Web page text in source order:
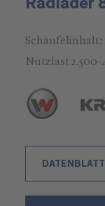
Radlader
Schaufelinhalt:
Nutzlast 2.500-
DATENBLATT